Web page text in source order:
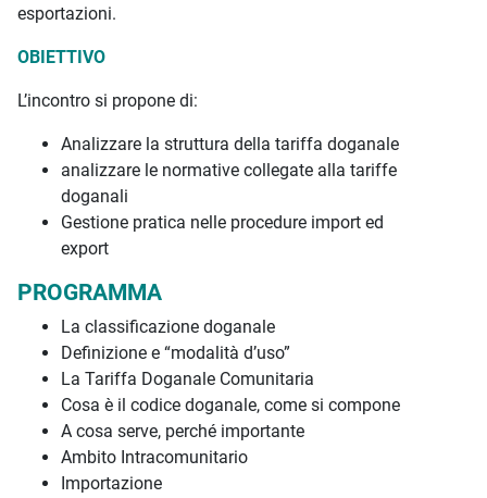
esportazioni.
OBIETTIVO
L’incontro si propone di:
Analizzare la struttura della tariffa doganale
analizzare le normative collegate alla tariffe
doganali
Gestione pratica nelle procedure import ed
export
PROGRAMMA
La classificazione doganale
Definizione e “modalità d’uso”
La Tariffa Doganale Comunitaria
Cosa è il codice doganale, come si compone
A cosa serve, perché importante
Ambito Intracomunitario
Importazione